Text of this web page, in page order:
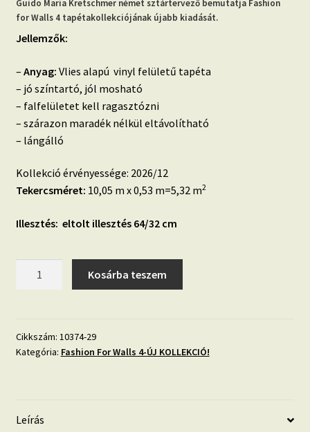
Guido Maria Kretschmer német sztártervező bemutatja Fashion
for Walls 4 tapétakollekciójának újabb kiadását.
Jellemzők:
– Anyag: Vlies alapú vinyl felületű tapéta
– jó színtartó, jól mosható
– falfelületet kell ragasztózni
– szárazon maradék nélkül eltávolítható
– lángálló
Kollekció érvényessége: 2026/12
Tekercsméret: 10,05 m x 0,53 m=5,32 m2
Illesztés: eltolt illesztés 64/32 cm
lumina
design
tapéta
Kosárba teszem
Cikkszám: 10374-29
Kategória: Fashion For Walls 4-ÚJ KOLLEKCIÓ!
Leírás